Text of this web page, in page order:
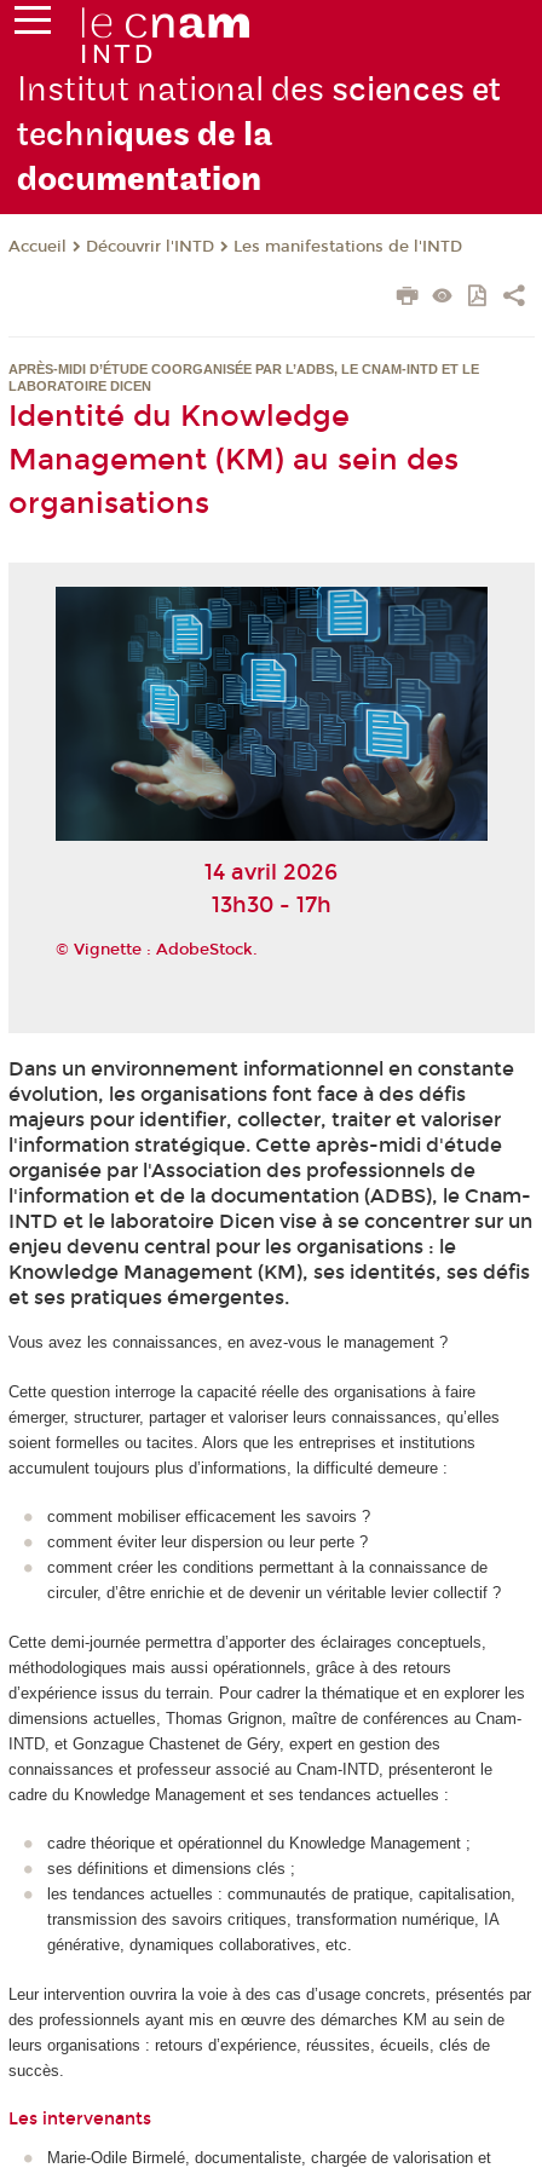
Institut national des sciences et
techniques de la
documentation
Accueil Découvrir l'INTD Les manifestations de l'INTD
APRÈS-MIDI D’ÉTUDE COORGANISÉE PAR L’ADBS, LE CNAM-INTD ET LE
LABORATOIRE DICEN
Identité du Knowledge
Management (KM) au sein des
organisations
14 avril 2026
13h30 - 17h
© Vignette : AdobeStock.
Dans un environnement informationnel en constante
évolution, les organisations font face à des défis
majeurs pour identifier, collecter, traiter et valoriser
l'information stratégique. Cette après-midi d'étude
organisée par l'Association des professionnels de
l'information et de la documentation (ADBS), le Cnam-
INTD et le laboratoire Dicen vise à se concentrer sur un
enjeu devenu central pour les organisations : le
Knowledge Management (KM), ses identités, ses défis
et ses pratiques émergentes.
Vous avez les connaissances, en avez‑vous le management ?
Cette question interroge la capacité réelle des organisations à faire
émerger, structurer, partager et valoriser leurs connaissances, qu’elles
soient formelles ou tacites. Alors que les entreprises et institutions
accumulent toujours plus d’informations, la difficulté demeure :
comment mobiliser efficacement les savoirs ?
comment éviter leur dispersion ou leur perte ?
comment créer les conditions permettant à la connaissance de
circuler, d’être enrichie et de devenir un véritable levier collectif ?
Cette demi‑journée permettra d’apporter des éclairages conceptuels,
méthodologiques mais aussi opérationnels, grâce à des retours
d’expérience issus du terrain. Pour cadrer la thématique et en explorer les
dimensions actuelles, Thomas Grignon, maître de conférences au Cnam-
INTD, et Gonzague Chastenet de Géry, expert en gestion des
connaissances et professeur associé au Cnam-INTD, présenteront le
cadre du Knowledge Management et ses tendances actuelles :
cadre théorique et opérationnel du Knowledge Management ;
ses définitions et dimensions clés ;
les tendances actuelles : communautés de pratique, capitalisation,
transmission des savoirs critiques, transformation numérique, IA
générative, dynamiques collaboratives, etc.
Leur intervention ouvrira la voie à des cas d’usage concrets, présentés par
des professionnels ayant mis en œuvre des démarches KM au sein de
leurs organisations : retours d’expérience, réussites, écueils, clés de
succès.
Les intervenants
Marie-Odile Birmelé, documentaliste, chargée de valorisation et